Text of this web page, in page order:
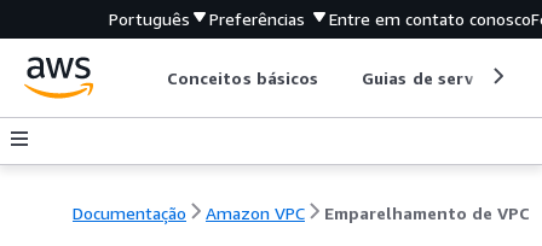
Português Preferências Entre em contato conosco
Conceitos básicos Guias de serviço
Documentação Amazon VPC Emparelhamento de VPC